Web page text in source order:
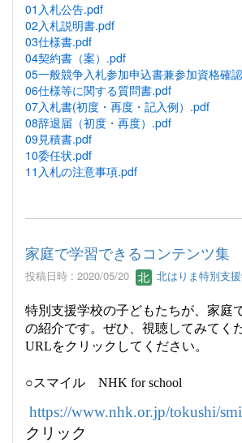
01入札公告.pdf
02入札説明書.pdf
03仕様書.pdf
04契約書（案）.pdf
05一般競争入札参加申込書兼参加資格確
06仕様等に関する質問書.pdf
07入札書(初度・再度・記入例）.pdf
08辞退届（初度・再度）.pdf
09見積書.pdf
10委任状.pdf
11入札の注意事項.pdf
家庭で学習できるコンテンツ集
投稿日時 : 2020/05/20 北はりま特別支
特別支援学校の子どもたちが、家庭
の紹介です。ぜひ、視聴してみてく
URLをクリックしてください。
○スマイル NHK for school
https://www.nhk.or.jp/tokushi/
クリック